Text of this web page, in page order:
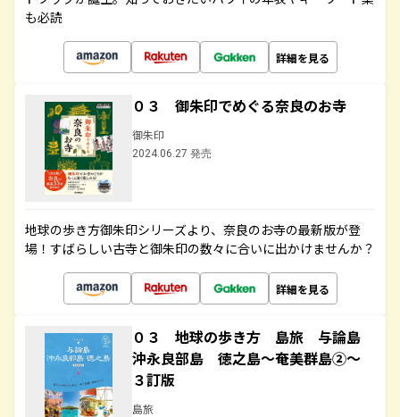
も必読
詳細を見る
０３ 御朱印でめぐる奈良のお寺
御朱印
2024.06.27 発売
地球の歩き方御朱印シリーズより、奈良のお寺の最新版が登
場！すばらしい古寺と御朱印の数々に合いに出かけませんか？
詳細を見る
０３ 地球の歩き方 島旅 与論島
沖永良部島 徳之島～奄美群島②～
３訂版
島旅